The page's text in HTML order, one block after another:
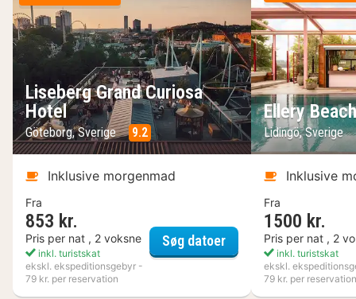
Liseberg Grand Curiosa
Hotel
Göteborg, Sverige 9.2
Inklusive morgenmad
Fra
853 kr.
Pris per nat , 2 voksne
inkl. turistskat
ekskl. ekspeditionsgebyr -
79 kr. per reservation
Søg datoerLiseberg Grand
Ellery
Lidingö, Sverige
Inklusive
Fra
1500 kr.
Pris per nat , 2
inkl. turistskat
ekskl.
79 kr. per reservation